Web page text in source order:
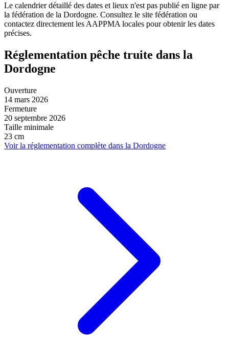
Le calendrier détaillé des dates et lieux n'est pas publié en ligne par
la fédération de la Dordogne. Consultez le site fédération ou
contactez directement les AAPPMA locales pour obtenir les dates
précises.
Réglementation pêche truite dans la
Dordogne
Ouverture
14 mars 2026
Fermeture
20 septembre 2026
Taille minimale
23 cm
Voir la réglementation complète dans la Dordogne